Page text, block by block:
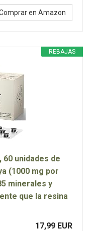
en Amazon
REBAJAS
60 unidades de
(1000 mg por
minerales y
que la resina
17,99 EUR